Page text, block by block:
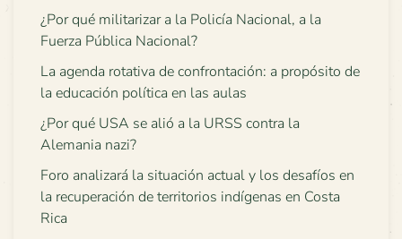
¿Por qué militarizar a la Policía Nacional, a la
Fuerza Pública Nacional?
La agenda rotativa de confrontación: a propósito de
la educación política en las aulas
¿Por qué USA se alió a la URSS contra la
Alemania nazi?
Foro analizará la situación actual y los desafíos en
la recuperación de territorios indígenas en Costa
Rica